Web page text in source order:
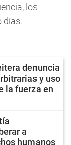
los
días.
denuncia
y uso
la fuerza en
a
humanos